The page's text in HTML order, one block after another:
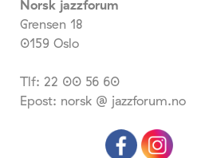
Norsk jazzforum
Grensen 18
0159 Oslo
Tlf: 22 00 56 60
Epost: norsk @ jazzforum.no